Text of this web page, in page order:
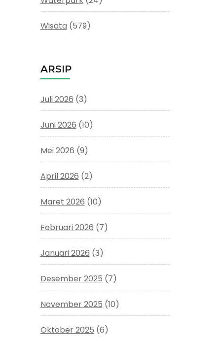
Wisata (579)
ARSIP
Juli 2026 (3)
Juni 2026 (10)
Mei 2026 (9)
April 2026 (2)
Maret 2026 (10)
Februari 2026 (7)
Januari 2026 (3)
Desember 2025 (7)
November 2025 (10)
Oktober 2025 (6)